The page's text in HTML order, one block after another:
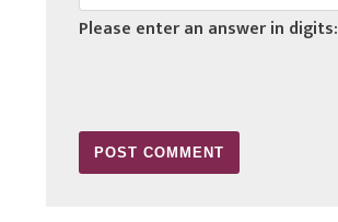
Please enter an answer in digits: